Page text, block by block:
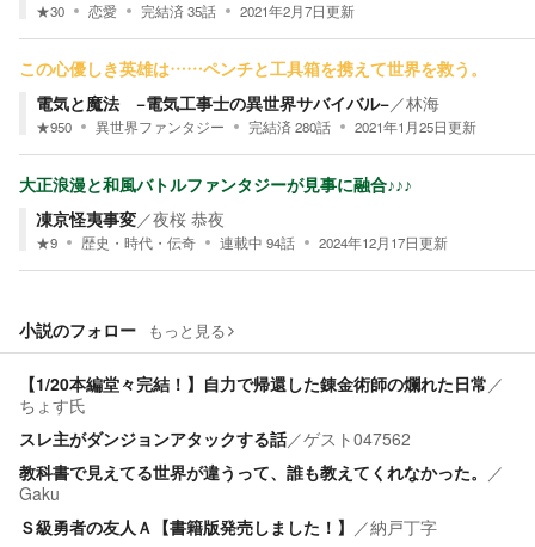
★30 恋愛 完結済35話 2021年2月7日更新
この心優しき英雄は……ペンチと工具箱を携えて世界を救う。
電気と魔法 −電気工事士の異世界サバイバル−／林海
★950 異世界ファンタジー 完結済280話 2021年1月25日更新
大正浪漫と和風バトルファンタジーが見事に融合♪♪♪
凍京怪夷事変／夜桜 恭夜
★9 歴史・時代・伝奇 連載中 94話 2024年12月17日更新
小説のフォロー もっと見る
【1/20本編堂々完結！】自力で帰還した錬金術師の爛れた日常／
ちょす氏
スレ主がダンジョンアタックする話／ゲスト047562
教科書で見えてる世界が違うって、誰も教えてくれなかった。 ／
Gaku
Ｓ級勇者の友人Ａ【書籍版発売しました！】 ／納戸丁字